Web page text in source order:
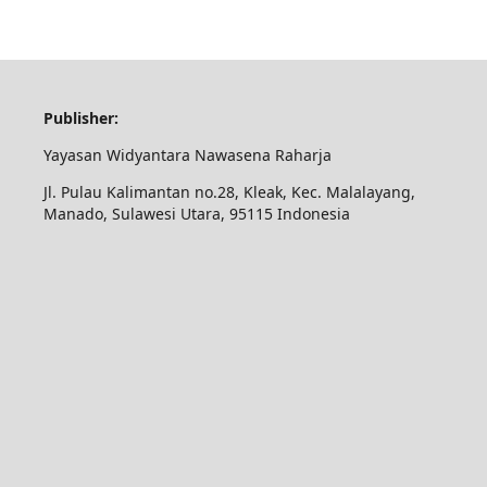
Publisher:
Yayasan Widyantara Nawasena Raharja
Jl. Pulau Kalimantan no.28, Kleak, Kec. Malalayang,
Manado, Sulawesi Utara, 95115 Indonesia